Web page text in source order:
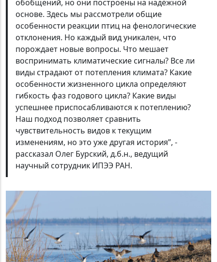
обобщений, но они построены на надёжной
основе. Здесь мы рассмотрели общие
особенности реакции птиц на фенологические
отклонения. Но каждый вид уникален, что
порождает новые вопросы. Что мешает
воспринимать климатические сигналы? Все ли
виды страдают от потепления климата? Какие
особенности жизненного цикла определяют
гибкость фаз годового цикла? Какие виды
успешнее приспосабливаются к потеплению?
Наш подход позволяет сравнить
чувствительность видов к текущим
изменениям, но это уже другая история”, -
рассказал Олег Бурский, д.б.н., ведущий
научный сотрудник ИПЭЭ РАН.